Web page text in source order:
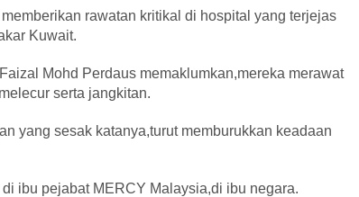
rawatan kritikal di hospital yang terjejas
Kuwait.
Mohd Perdaus memaklumkan,mereka merawat
serta jangkitan.
yang sesak katanya,turut memburukkan keadaan
ibu pejabat MERCY Malaysia,di ibu negara.